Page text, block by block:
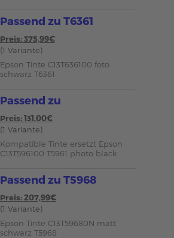
Passend zu T6361
Preis: 375,99€
(1 Variante)
Epson Tinte C13T636100 foto
schwarz T6361
Passend zu
Preis: 131,00€
(1 Variante)
Kompatible Tinte ersetzt Epson
C13T596100 T5961 photo black
Passend zu T5968
Preis: 207,99€
(1 Variante)
Epson Tinte C13T59680N matt
schwarz T5968